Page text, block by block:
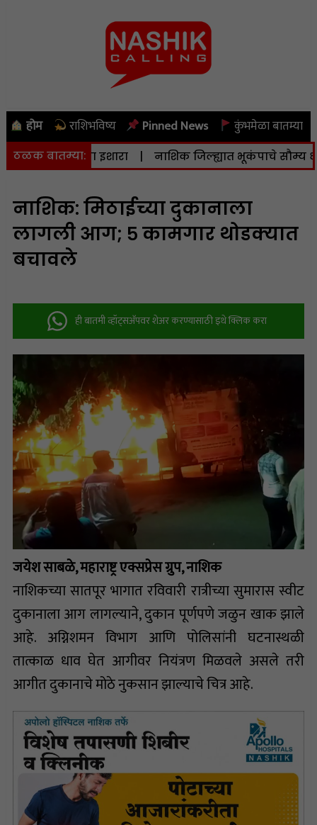
होम राशिभविष्य Pinned News कुंभमेळा बातम्या
ठळक बातम्या:
इशारा | नाशिक जिल्ह्यात भूकंपाचे सौम्य धक्के;
नाशिक: मिठाईच्या दुकानाला
लागली आग; ५ कामगार थोडक्यात
बचावले
ही बातमी व्हॉट्सअ‍ॅपवर शेअर करण्यासाठी इथे क्लिक करा
जयेश साबळे, महाराष्ट्र एक्सप्रेस ग्रुप, नाशिक
नाशिकच्या सातपूर भागात रविवारी रात्रीच्या सुमारास स्वीट
दुकानाला आग लागल्याने, दुकान पूर्णपणे जळुन खाक झाले
आहे. अग्निशमन विभाग आणि पोलिसांनी घटनास्थळी
तात्काळ धाव घेत आगीवर नियंत्रण मिळवले असले तरी
आगीत दुकानाचे मोठे नुकसान झाल्याचे चित्र आहे.